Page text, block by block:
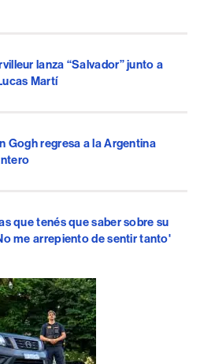
lanza “Salvador” junto a
Martí
Gogh regresa a la Argentina
que tenés que saber sobre su
me arrepiento de sentir tanto'